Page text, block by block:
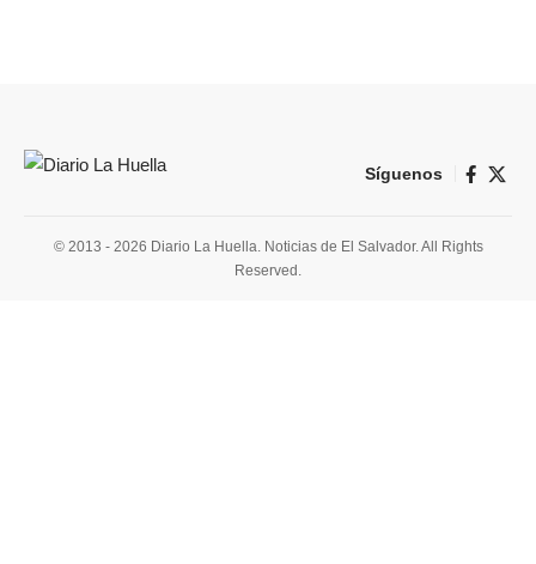
Síguenos
© 2013 - 2026 Diario La Huella. Noticias de El Salvador. All Rights
Reserved.